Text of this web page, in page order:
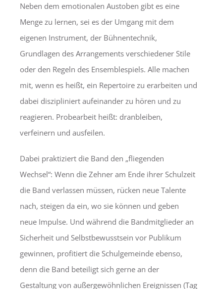
Neben dem emotionalen Austoben gibt es eine
Menge zu lernen, sei es der Umgang mit dem
eigenen Instrument, der Bühnentechnik,
Grundlagen des Arrangements verschiedener Stile
oder den Regeln des Ensemblespiels. Alle machen
mit, wenn es heißt, ein Repertoire zu erarbeiten und
dabei diszipliniert aufeinander zu hören und zu
reagieren. Probearbeit heißt: dranbleiben,
verfeinern und ausfeilen.
Dabei praktiziert die Band den „fliegenden
Wechsel“: Wenn die Zehner am Ende ihrer Schulzeit
die Band verlassen müssen, rücken neue Talente
nach, steigen da ein, wo sie können und geben
neue Impulse. Und während die Bandmitglieder an
Sicherheit und Selbstbewusstsein vor Publikum
gewinnen, profitiert die Schulgemeinde ebenso,
denn die Band beteiligt sich gerne an der
Gestaltung von außergewöhnlichen Ereignissen (Tag